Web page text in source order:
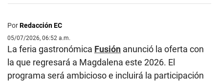
PorRedacción EC
05/07/2026, 06:52 a.m.
La feria gastronómica Fusión anunció la oferta con
la que regresará a Magdalena este 2026. El
programa será ambicioso e incluirá la participación